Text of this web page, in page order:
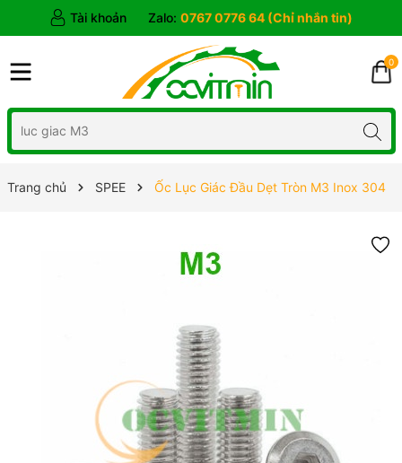
Tài khoản Zalo: 0767 0776 64 (Chỉ nhắn tin)
0
Trang chủ SPEE Ốc Lục Giác Đầu Dẹt Tròn M3 Inox 304